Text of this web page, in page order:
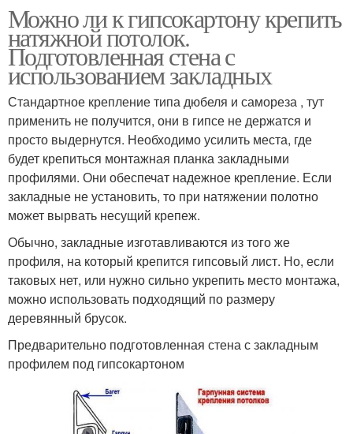
Можно ли к гипсокартону крепить
натяжной потолок.
Подготовленная стена с
использованием закладных
Стандартное крепление типа дюбеля и самореза , тут
применить не получится, они в гипсе не держатся и
просто выдернутся. Необходимо усилить места, где
будет крепиться монтажная планка закладными
профилями. Они обеспечат надежное крепление. Если
закладные не установить, то при натяжении полотно
может вырвать несущий крепеж.
Обычно, закладные изготавливаются из того же
профиля, на который крепится гипсовый лист. Но, если
таковых нет, или нужно сильно укрепить место монтажа,
можно использовать подходящий по размеру
деревянный брусок.
Предварительно подготовленная стена с закладным
профилем под гипсокартоном